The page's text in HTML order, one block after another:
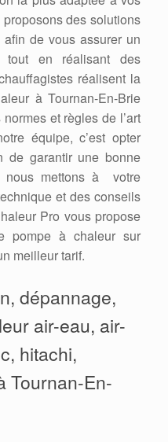
des solutions
de vous assurer un
tout en réalisant des
réalisent la
à Tournan-En-Brie
et règles de l’art
équipe, c’est opter
de garantir une bonne
nous mettons à votre
et des conseils
Pro vous propose
pompe à chaleur sur
meilleur tarif.
dépannage,
air-eau, air-
hitachi,
Tournan-En-